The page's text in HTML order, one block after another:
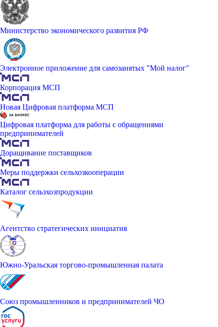
Министерство экономического развития РФ
Электронное приложение для самозанятых "Мой налог"
Корпорация МСП
Новая Цифровая платформа МСП
Цифровая платформа для работы с обращениями
предпринимателей
Доращивание поставщиков
Меры поддержки сельхозкооперации
Каталог сельзхозпродукции
Агентство стратегических инициатив
Южно-Уральская торгово-промышленная палата
Союз промышленников и предпринимателей ЧО